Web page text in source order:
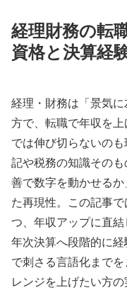
経理財務の転
資格と決算経
経理・財務は「景気
方で、転職で年収を
では伸び切らないの
記や税務の知識その
善で数字を動かせる
た再現性。この記事
つ、年収アップに直
年次決算へ段階的に
で刺さる言語化まで
レンジを上げたい方